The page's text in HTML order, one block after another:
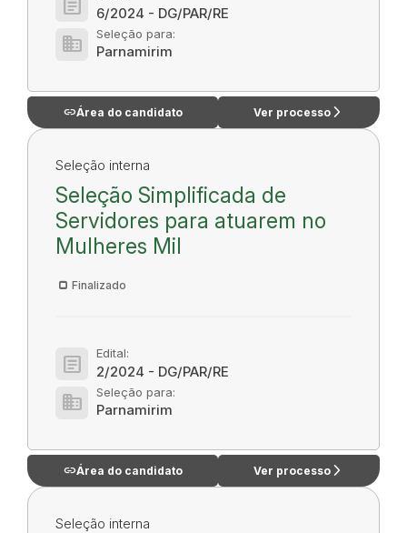
6/2024 - DG/PAR/RE
domain Seleção para:
Parnamirim
linkÁrea do candidato Ver processo arrow_forward_ios
Seleção interna
Seleção Simplificada de
Servidores para atuarem no
Mulheres Mil
Finalizado
article Edital:
2/2024 - DG/PAR/RE
domain Seleção para:
Parnamirim
linkÁrea do candidato Ver processo arrow_forward_ios
Seleção interna